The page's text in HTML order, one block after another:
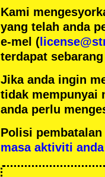
Kami
yang telah anda
e-mel (
terdapat
Jika anda ingin
tidak mempunyai
anda perlu
Polisi
masa aktiviti anda